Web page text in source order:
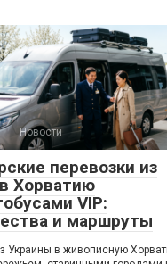
Новости
перевозки из
Хорватию
VIP:
и маршруты
Украины в живописную